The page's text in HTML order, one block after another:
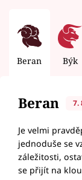
Beran Býk
Beran 7.
Je velmi
jednoduše se
záležitosti,
se přijít na